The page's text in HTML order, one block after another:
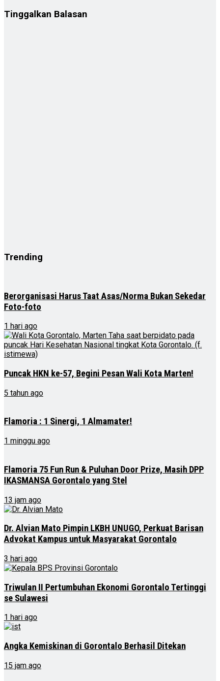
Tinggalkan Balasan
Trending
Berorganisasi Harus Taat Asas/Norma Bukan Sekedar
Foto-foto
1 hari ago
Puncak HKN ke-57, Begini Pesan Wali Kota Marten!
5 tahun ago
Flamoria : 1 Sinergi, 1 Almamater!
1 minggu ago
Flamoria 75 Fun Run & Puluhan Door Prize, Masih DPP
IKASMANSA Gorontalo yang Stel
13 jam ago
Dr. Alvian Mato Pimpin LKBH UNUGO, Perkuat Barisan
Advokat Kampus untuk Masyarakat Gorontalo
3 hari ago
Triwulan II Pertumbuhan Ekonomi Gorontalo Tertinggi
se Sulawesi
1 hari ago
Angka Kemiskinan di Gorontalo Berhasil Ditekan
15 jam ago